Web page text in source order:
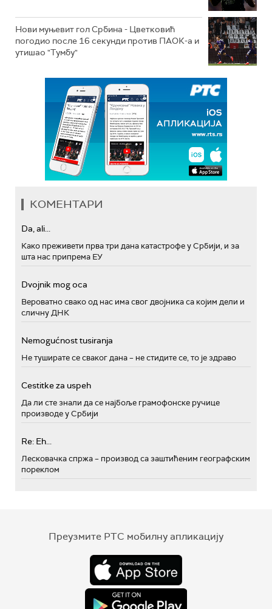
Нови муњевит гол Србина - Цветковић
погодио после 16 секунди против ПАОК-а и
утишао "Тумбу"
КОМЕНТАРИ
Da, ali...
Како преживети прва три дана катастрофе у Србији, и за
шта нас припрема ЕУ
Dvojnik mog oca
Вероватно свако од нас има свог двојника са којим дели и
сличну ДНК
Nemogućnost tusiranja
Не туширате се сваког дана – не стидите се, то је здраво
Cestitke za uspeh
Да ли сте знали да се најбоље грамофонске ручице
производе у Србији
Re: Eh...
Лесковачка спржа – производ са заштићеним географским
пореклом
Преузмите РТС мобилну апликацију